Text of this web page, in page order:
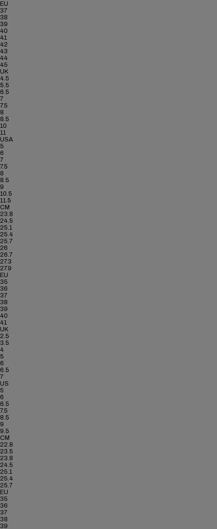
EU
37
38
39
40
41
42
43
44
45
UK
4.5
5.5
6.5
7
7.5
8
8.5
10
11
USA
5
6
7
7.5
8
8.5
9
10.5
11.5
CM
23.8
24.5
25.1
25.4
25.7
26
26.7
27.3
27.9
EU
35
36
37
38
39
40
41
UK
2.5
3.5
4
5
6
6.5
7
US
5
6
6.5
7.5
8.5
9
9.5
CM
22.8
23.5
23.8
24.5
25.1
25.4
25.7
EU
35
36
37
38
39